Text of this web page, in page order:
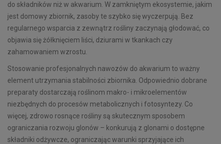
do składników niż w akwarium. W zamkniętym ekosystemie, jakim
jest domowy zbiornik, zasoby te szybko się wyczerpują. Bez
regularnego wsparcia z zewnątrz rośliny zaczynają głodować, co
objawia się żółknięciem liści, dziurami w tkankach czy
zahamowaniem wzrostu.
Stosowanie profesjonalnych nawozów do akwarium to ważny
element utrzymania stabilności zbiornika. Odpowiednio dobrane
preparaty dostarczają roślinom makro- i mikroelementów
niezbędnych do procesów metabolicznych i fotosyntezy. Co
więcej, zdrowo rosnące rośliny są skutecznym sposobem
ograniczania rozwoju glonów – konkurują z glonami o dostępne
składniki odżywcze, ograniczając warunki sprzyjające ich